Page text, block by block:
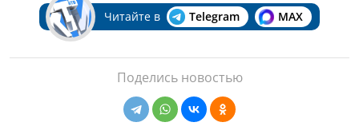
Читайте в Telegram MAX
Поделись новостью